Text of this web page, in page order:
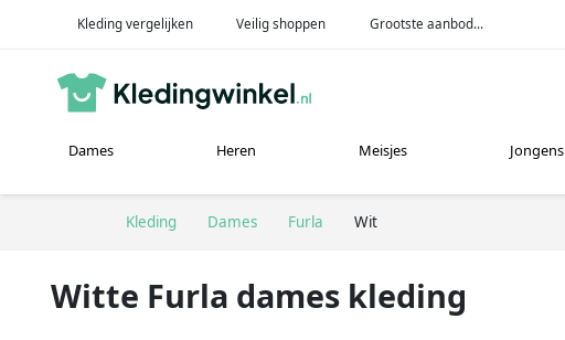
Kleding vergelijken Veilig shoppen Grootste aanbod...
Dames Heren Meisjes Jongens
Kleding Dames Furla Wit
Witte Furla dames kleding